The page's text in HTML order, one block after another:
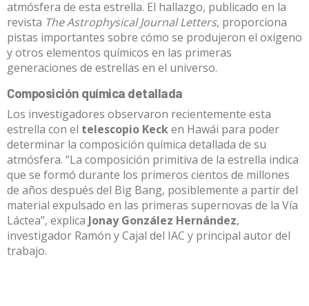
atmósfera de esta estrella. El hallazgo, publicado en la
revista The Astrophysical Journal Letters, proporciona
pistas importantes sobre cómo se produjeron el oxígeno
y otros elementos químicos en las primeras
generaciones de estrellas en el universo.
Composición química detallada
Los investigadores observaron recientemente esta
estrella con el telescopio Kecken Hawái para poder
determinar la composición química detallada de su
atmósfera. “La composición primitiva de la estrella indica
que se formó durante los primeros cientos de millones
de años después del Big Bang, posiblemente a partir del
material expulsado en las primeras supernovas de la Vía
Láctea”, explica Jonay González Hernández,
investigador Ramón y Cajal del IAC y principal autor del
trabajo.